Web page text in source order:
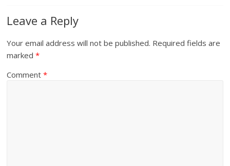
Leave a Reply
Your email address will not be published. Required fields are
marked*
Comment*